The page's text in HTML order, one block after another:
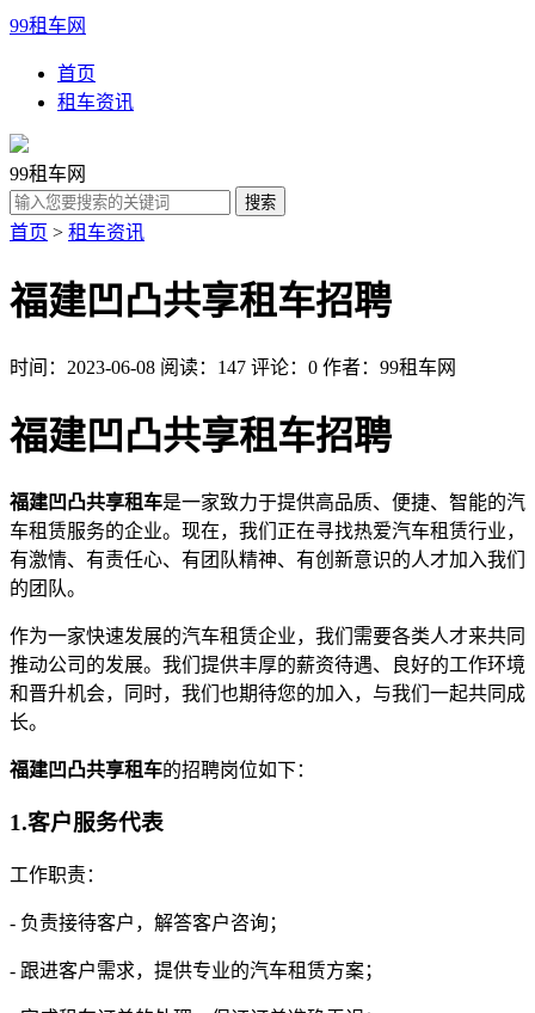
99租车网
首页
租车资讯
99租车网
首页 > 租车资讯
福建凹凸共享租车招聘
时间：2023-06-08 阅读：147 评论：0 作者：99租车网
福建凹凸共享租车招聘
福建凹凸共享租车是一家致力于提供高品质、便捷、智能的汽
车租赁服务的企业。现在，我们正在寻找热爱汽车租赁行业，
有激情、有责任心、有团队精神、有创新意识的人才加入我们
的团队。
作为一家快速发展的汽车租赁企业，我们需要各类人才来共同
推动公司的发展。我们提供丰厚的薪资待遇、良好的工作环境
和晋升机会，同时，我们也期待您的加入，与我们一起共同成
长。
福建凹凸共享租车的招聘岗位如下：
1.客户服务代表
工作职责：
- 负责接待客户，解答客户咨询；
- 跟进客户需求，提供专业的汽车租赁方案；